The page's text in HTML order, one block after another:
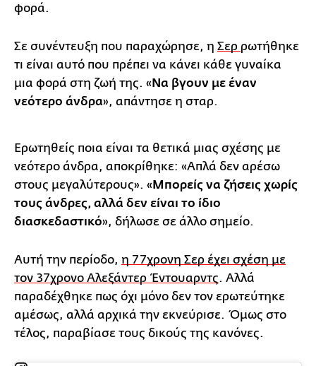
φορά.
Σε συνέντευξη που παραχώρησε, η Σερ ρωτήθηκε
τι είναι αυτό που πρέπει να κάνει κάθε γυναίκα
μια φορά στη ζωή της. «Να βγουν με έναν
νεότερο άνδρα», απάντησε η σταρ.
Ερωτηθείς ποια είναι τα θετικά μιας σχέσης με
νεότερο άνδρα, αποκρίθηκε: «Απλά δεν αρέσω
στους μεγαλύτερους». «Μπορείς να ζήσεις χωρίς
τους άνδρες, αλλά δεν είναι το ίδιο
διασκεδαστικό», δήλωσε σε άλλο σημείο.
Αυτή την περίοδο, η 77χρονη Σερ έχει σχέση με
τον 37χρονο Αλεξάντερ Έντουαρντς. Αλλά
παραδέχθηκε πως όχι μόνο δεν τον ερωτεύτηκε
αμέσως, αλλά αρχικά την εκνεύρισε. Όμως στο
τέλος, παραβίασε τους δικούς της κανόνες.